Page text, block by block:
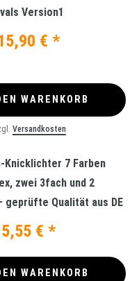
Version1
€ *
WARENKORB
Versandkosten
Knicklichter 7 Farben
zwei 3fach und 2
geprüfte Qualität aus DE
5,55 € *
WARENKORB